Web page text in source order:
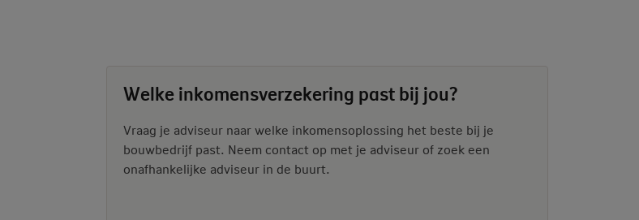
Welke inkomensverzekering past bij jou?
Vraag je adviseur naar welke inkomensoplossing het beste bij je
bouwbedrijf past. Neem contact op met je adviseur of zoek een
onafhankelijke adviseur in de buurt.